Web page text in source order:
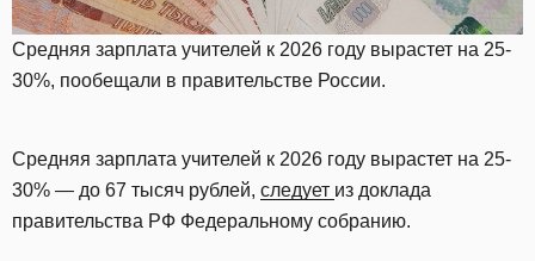
Средняя зарплата учителей к 2026 году вырастет на 25-
30%, пообещали в правительстве России.
Средняя зарплата учителей к 2026 году вырастет на 25-
30% — до 67 тысяч рублей, следует из доклада
правительства РФ Федеральному собранию.